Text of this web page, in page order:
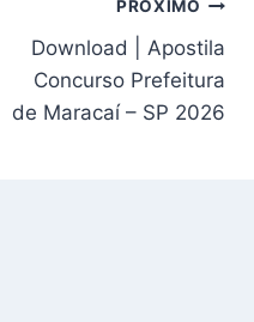
PRÓXIMO
Download | Apostila
Concurso Prefeitura
de Maracaí – SP 2026